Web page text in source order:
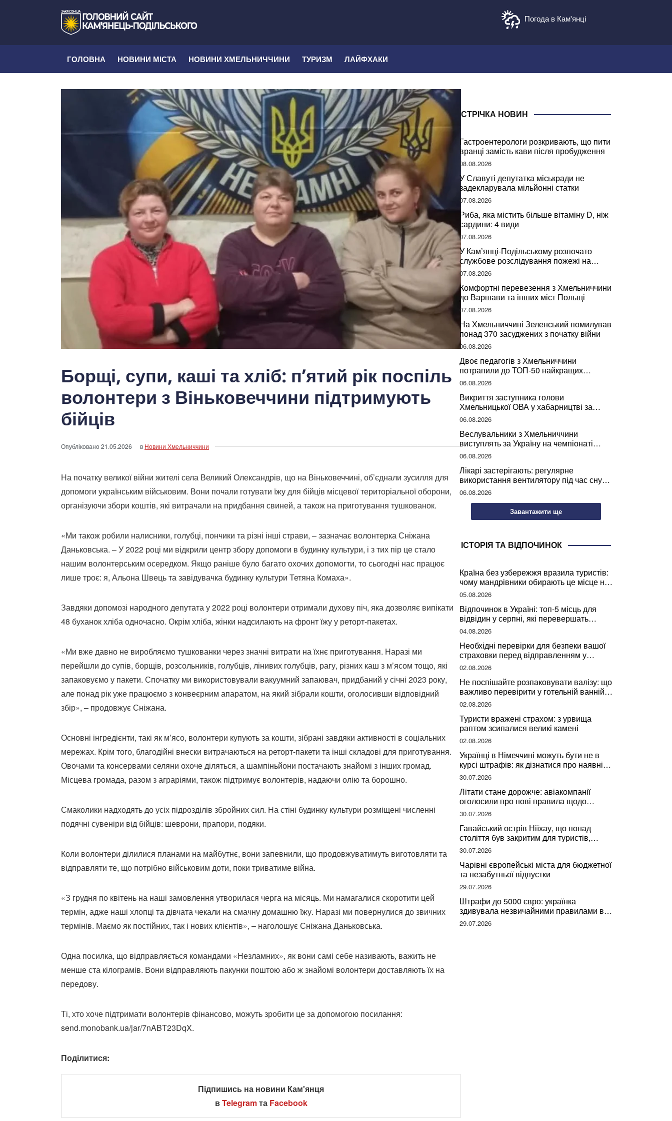
Погода в Кам'янці
ГОЛОВНА НОВИНИ МІСТА НОВИНИ ХМЕЛЬНИЧЧИНИ ТУРИЗМ ЛАЙФХАКИ
Борщі, супи, каші та хліб: п’ятий рік поспіль
волонтери з Віньковеччини підтримують
бійців
Опубліковано21.05.2026 в Новини Хмельниччини
На початку великої війни жителі села Великий Олександрів, що на Віньковеччині, об’єднали зусилля для
допомоги українським військовим. Вони почали готувати їжу для бійців місцевої територіальної оборони,
організуючи збори коштів, які витрачали на придбання свиней, а також на приготування тушкованок.
«Ми також робили налисники, голубці, пончики та різні інші страви, – зазначає волонтерка Сніжана
Даньковська. – У 2022 році ми відкрили центр збору допомоги в будинку культури, і з тих пір це стало
нашим волонтерським осередком. Якщо раніше було багато охочих допомогти, то сьогодні нас працює
лише троє: я, Альона Швець та завідувачка будинку культури Тетяна Комаха».
Завдяки допомозі народного депутата у 2022 році волонтери отримали духову піч, яка дозволяє випікати
48 буханок хліба одночасно. Окрім хліба, жінки надсилають на фронт їжу у реторт-пакетах.
«Ми вже давно не виробляємо тушкованки через значні витрати на їхнє приготування. Наразі ми
перейшли до супів, борщів, розсольників, голубців, лінивих голубців, рагу, різних каш з м’ясом тощо, які
запаковуємо у пакети. Спочатку ми використовували вакуумний запаювач, придбаний у січні 2023 року,
але понад рік уже працюємо з конвеєрним апаратом, на який зібрали кошти, оголосивши відповідний
збір», – продовжує Сніжана.
Основні інгредієнти, такі як м’ясо, волонтери купують за кошти, зібрані завдяки активності в соціальних
мережах. Крім того, благодійні внески витрачаються на реторт-пакети та інші складові для приготування.
Овочами та консервами селяни охоче діляться, а шампіньйони постачають знайомі з інших громад.
Місцева громада, разом з аграріями, також підтримує волонтерів, надаючи олію та борошно.
Смаколики надходять до усіх підрозділів збройних сил. На стіні будинку культури розміщені численні
подячні сувеніри від бійців: шеврони, прапори, подяки.
Коли волонтери ділилися планами на майбутнє, вони запевнили, що продовжуватимуть виготовляти та
відправляти те, що потрібно військовим доти, поки триватиме війна.
«З грудня по квітень на наші замовлення утворилася черга на місяць. Ми намагалися скоротити цей
термін, адже наші хлопці та дівчата чекали на смачну домашню їжу. Наразі ми повернулися до звичних
термінів. Маємо як постійних, так і нових клієнтів», – наголошує Сніжана Даньковська.
Одна посилка, що відправляється командами «Незламних», як вони самі себе називають, важить не
менше ста кілограмів. Вони відправляють пакунки поштою або ж знайомі волонтери доставляють їх на
передову.
Ті, хто хоче підтримати волонтерів фінансово, можуть зробити це за допомогою посилання:
send.monobank.ua/jar/7nABT23DqX.
Поділитися:
Підпишись на новини Кам'янця
вTelegramта Facebook
СТРІЧКА НОВИН
Гастроентерологи розкривають, що пити
вранці замість кави після пробудження
08.08.2026
У Славуті депутатка міськради не
задекларувала мільйонні статки
07.08.2026
Риба, яка містить більше вітаміну D, ніж
сардини: 4 види
07.08.2026
У Кам’янці-Подільському розпочато
службове розслідування пожежі на
сміттєзвалищі
07.08.2026
Комфортні перевезення з Хмельниччини
до Варшави та інших міст Польщі
07.08.2026
На Хмельниччині Зеленський помилував
понад 370 засуджених з початку війни
06.08.2026
Двоє педагогів з Хмельниччини
потрапили до ТОП-50 найкращих
учителів України
06.08.2026
Викриття заступника голови
Хмельницької ОВА у хабарництві за
підписання контрактів на ремонт доріг
06.08.2026
Веслувальники з Хмельниччини
виступлять за Україну на чемпіонаті
світу
06.08.2026
Лікарі застерігають: регулярне
використання вентилятору під час сну
може негативно вплинути на ваше
здоров’я
06.08.2026
Завантажити ще
ІСТОРІЯ ТА ВІДПОЧИНОК
Країна без узбережжя вразила туристів:
чому мандрівники обирають це місце на
відпочинок
05.08.2026
Відпочинок в Україні: топ-5 місць для
відвідин у серпні, які перевершать
закордонні враження
04.08.2026
Необхідні перевірки для безпеки вашої
страховки перед відправленням у
подорож
02.08.2026
Не поспішайте розпаковувати валізу: що
важливо перевірити у готельній ванній
за словами досвідченої мандрівниці
02.08.2026
Туристи вражені страхом: з урвища
раптом зсипалися великі камені
02.08.2026
Українці в Німеччині можуть бути не в
курсі штрафів: як дізнатися про наявні
борги
30.07.2026
Літати стане дорожче: авіакомпанії
оголосили про нові правила щодо
вибору місць
30.07.2026
Гавайський острів Ніїхау, що понад
століття був закритим для туристів,
починає приймати перших відвідувачів
30.07.2026
Чарівні європейські міста для бюджетної
та незабутньої відпустки
29.07.2026
Штрафи до 5000 євро: українка
здивувала незвичайними правилами в
Німеччині та поділилася правдою
29.07.2026